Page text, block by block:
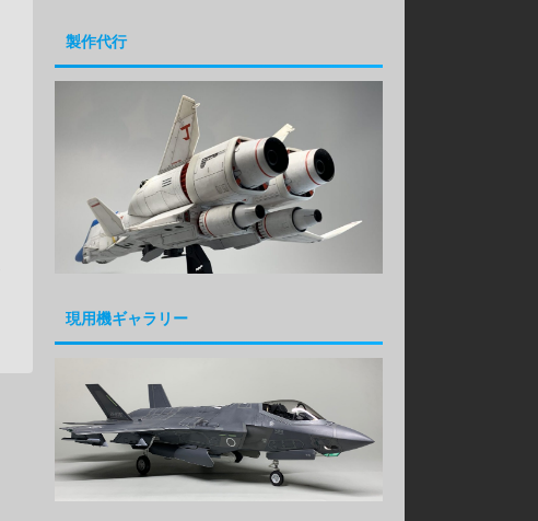
製作代行
現用機ギャラリー